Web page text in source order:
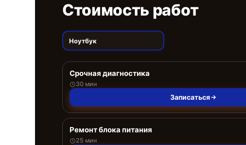
Стоимость работ
Ноутбук
Срочная диагностика
30 мин
Записаться
Ремонт блока питания
25 мин